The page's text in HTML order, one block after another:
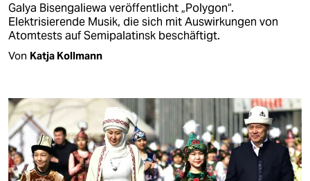
Galya Bisengaliewa veröffentlicht „Polygon“.
Elektrisierende Musik, die sich mit Auswirkungen von
Atomtests auf Semipalatinsk beschäftigt.
Von Katja Kollmann